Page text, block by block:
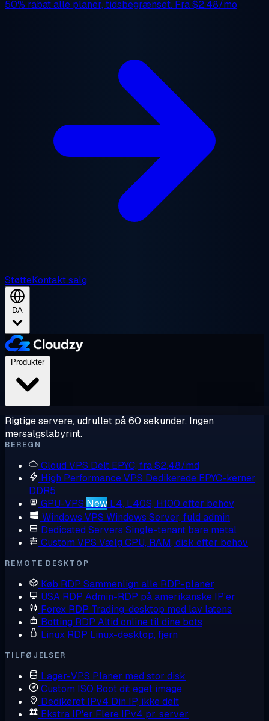
50% rabatalle planer, tidsbegrænset. Fra$2.48/mo
StøtteKontakt salg
DA
Produkter
Rigtige servere, udrullet på 60 sekunder. Ingen
mersalgslabyrint.
BEREGN
Cloud VPS Delt EPYC, fra $2,48/md
High Performance VPS Dedikerede EPYC-kerner,
DDR5
GPU-VPS New L4, L40S, H100 efter behov
Windows VPS Windows Server, fuld admin
Dedicated Servers Single-tenant bare metal
Custom VPS Vælg CPU, RAM, disk efter behov
REMOTE DESKTOP
Køb RDP Sammenlign alle RDP-planer
USA RDP Admin-RDP på amerikanske IP'er
Forex RDP Trading-desktop med lav latens
Botting RDP Altid online til dine bots
Linux RDP Linux-desktop, fjern
TILFØJELSER
Lager-VPS Planer med stor disk
Custom ISO Boot dit eget image
Dedikeret IPv4 Din IP, ikke delt
Ekstra IP'er Flere IPv4 pr. server